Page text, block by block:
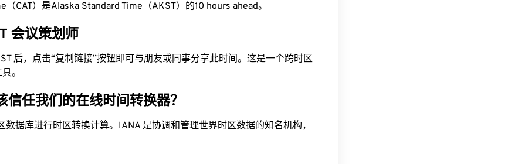
（CAT）是Alaska Standard Time（AKST）的10 hours ahead。
会议策划师
后，点击“复制链接”按钮即可与朋友或同事分享此时间。这是一个跨时区
。
信任我们的在线时间转换器？
数据库进行时区转换计算。IANA 是协调和管理世界时区数据的知名机构，